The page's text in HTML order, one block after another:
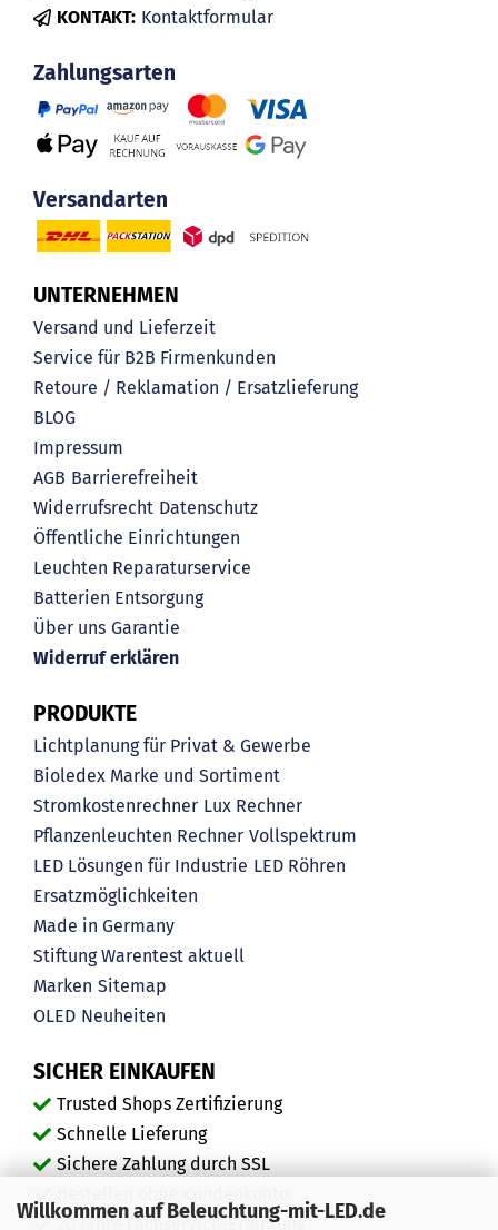
Willkommen auf Beleuchtung-mit-LED.de
KONTAKT: Kontaktformular
Zahlungsarten
Versandarten
UNTERNEHMEN
Versand und Lieferzeit
Service für B2B Firmenkunden
Retoure / Reklamation / Ersatzlieferung
BLOG
Impressum
AGB Barrierefreiheit
Widerrufsrecht Datenschutz
Öffentliche Einrichtungen
Leuchten Reparaturservice
Batterien Entsorgung
Über uns Garantie
Widerruf erklären
PRODUKTE
Lichtplanung für Privat & Gewerbe
Bioledex Marke und Sortiment
Stromkostenrechner Lux Rechner
Pflanzenleuchten Rechner Vollspektrum
LED Lösungen für Industrie LED Röhren
Ersatzmöglichkeiten
Made in Germany
Stiftung Warentest aktuell
Marken Sitemap
OLED Neuheiten
SICHER EINKAUFEN
Trusted Shops Zertifizierung
Schnelle Lieferung
Sichere Zahlung durch SSL
20 Jahre Fachservice-Erfahrung